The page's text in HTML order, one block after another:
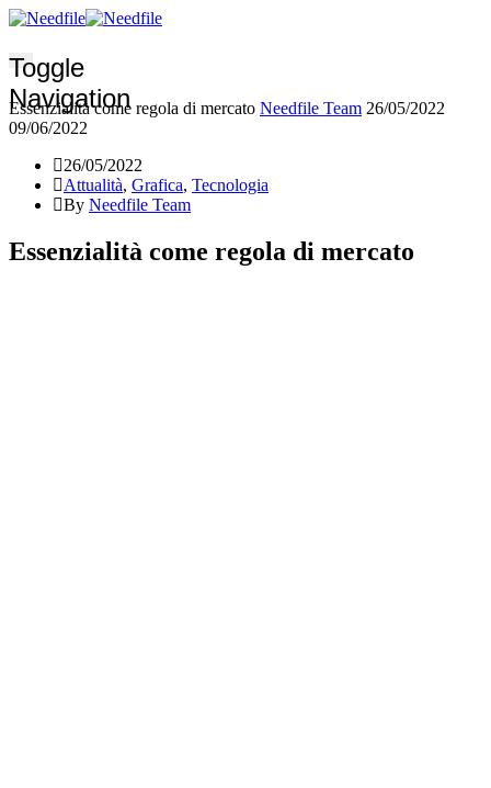
Toggle
Navigation
Essenzialità come regola di mercato Needfile Team 26/05/2022
09/06/2022
26/05/2022
Attualità, Grafica, Tecnologia
By Needfile Team
Essenzialità come regola di mercato